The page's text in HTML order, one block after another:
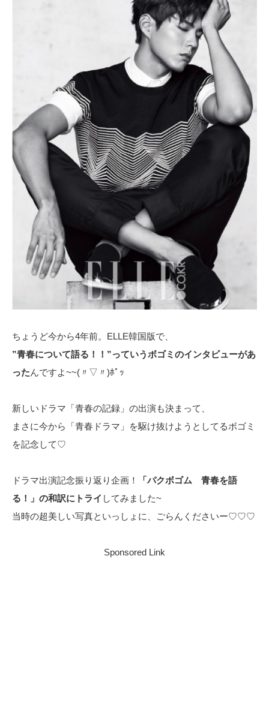
ちょうど今から4年前。ELLE韓国版で、
”青春について語る！！”っていうボゴミのインタビューがあ
ったんですよ~~(〃▽〃)ﾎﾟｯ
新しいドラマ「青春の記録」の出演も決まって、
まさに今から「青春ドラマ」を駆け抜けようとしてるボゴミ
を記念して♡
ドラマ出演記念振り返り企画！
「パクボゴム 青春を語
る！」の和訳にトライ してみました~
当時の超美しい写真といっしょに、ごらんくださいー♡♡♡
Sponsored Link